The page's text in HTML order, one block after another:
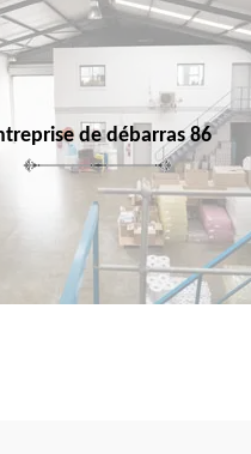
de débarras 86